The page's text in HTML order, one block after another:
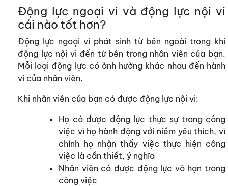
Động lực ngoại vi và động lực nội vi
cái nào tốt hơn?
Động lực ngoại vi phát sinh từ bên ngoài trong khi
động lực nội vi đến từ bên trong nhân viên của bạn.
Mỗi loại động lực có ảnh hưởng khác nhau đến hành
vi của nhân viên.
Khi nhân viên của bạn có được động lực nội vi:
Họ có được động lực thực sự trong công
việc vì họ hành động với niềm yêu thích, vì
chính họ nhận thấy việc thực hiện công
việc là cần thiết, ý nghĩa
Nhân viên có được động lực vô hạn trong
công việc